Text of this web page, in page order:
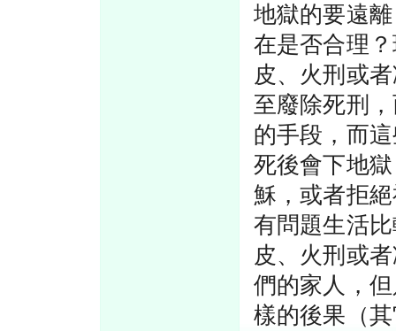
地獄的要遠
在是否合理
皮、火刑或
至廢除死刑
的手段，而
死後會下地
穌，或者拒
有問題生活
皮、火刑或
們的家人，
樣的後果（